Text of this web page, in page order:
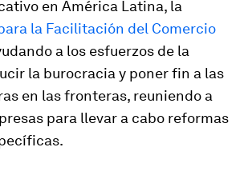
en América Latina, la
la Facilitación del Comercio
a los esfuerzos de la
la burocracia y poner fin a las
en las fronteras, reuniendo a
para llevar a cabo reformas